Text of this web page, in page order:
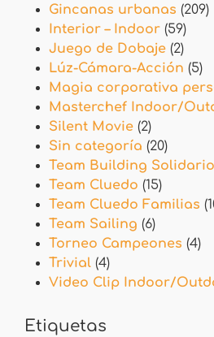
Gincanas urbanas (209)
Interior – Indoor (59)
Juego de Dobaje (2)
Lúz-Cámara-Acción (5)
Magia corporativa
Masterchef Indoor/
Silent Movie (2)
Sin categoría (20)
Team Building
Team Cluedo (15)
Team Cluedo Familias
Team Sailing (6)
Torneo Campeones (4)
Trivial (4)
Video Clip Indoor/
Etiquetas